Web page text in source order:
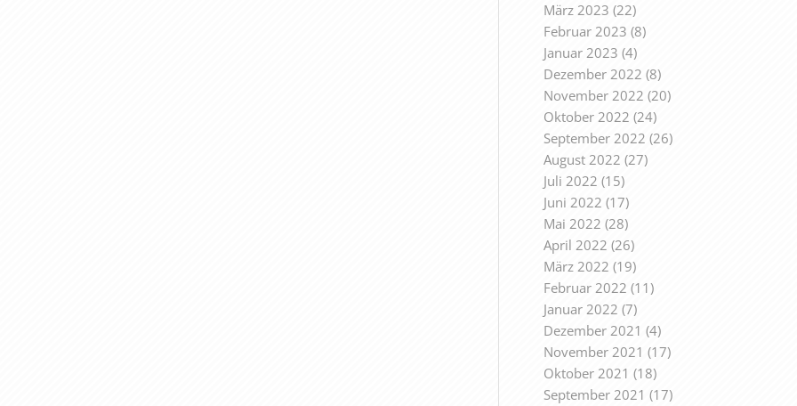
März 2023 (22)
Februar 2023 (8)
Januar 2023 (4)
Dezember 2022 (8)
November 2022 (20)
Oktober 2022 (24)
September 2022 (26)
August 2022 (27)
Juli 2022 (15)
Juni 2022 (17)
Mai 2022 (28)
April 2022 (26)
März 2022 (19)
Februar 2022 (11)
Januar 2022 (7)
Dezember 2021 (4)
November 2021 (17)
Oktober 2021 (18)
September 2021 (17)